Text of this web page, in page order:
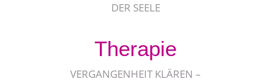
DER SEELE
Therapie
VERGANGENHEIT KLÄREN –